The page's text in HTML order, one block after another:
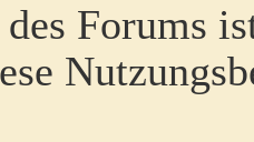
Forums